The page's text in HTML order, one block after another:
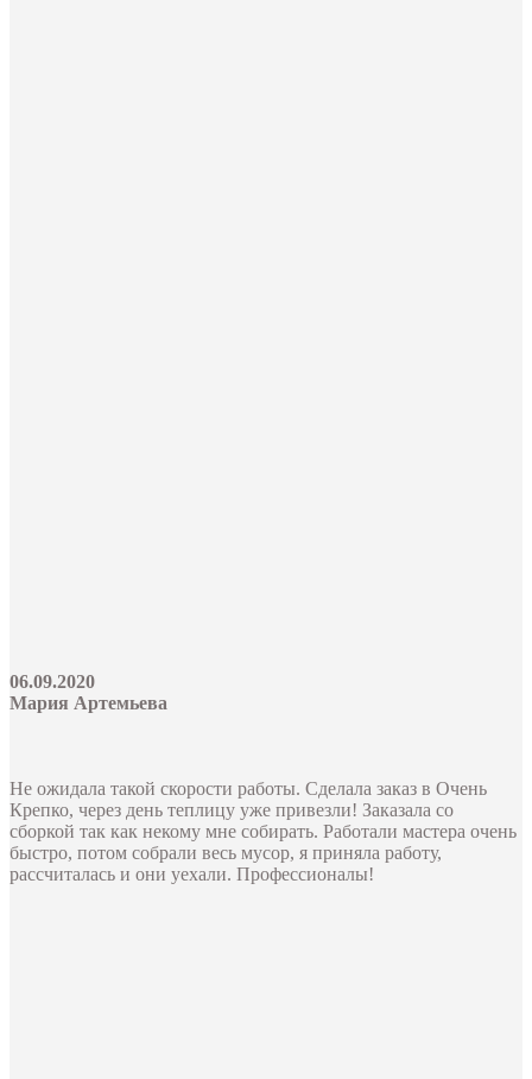
06.09.2020
Мария Артемьева
Не ожидала такой скорости работы. Сделала заказ в Очень
Крепко, через день теплицу уже привезли! Заказала со
сборкой так как некому мне собирать. Работали мастера очень
быстро, потом собрали весь мусор, я приняла работу,
рассчиталась и они уехали. Профессионалы!